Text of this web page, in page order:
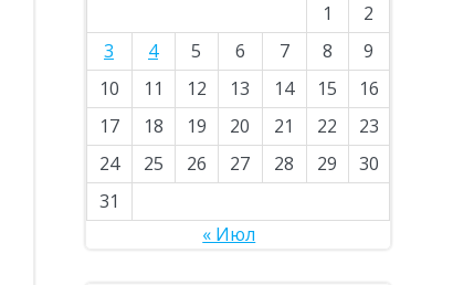
1
2
3
4 5 6 7 8
9
10
11 12 13 14 15
16
17
18 19 20 21 22
23
24
25 26 27 28 29
30
31
« Июл